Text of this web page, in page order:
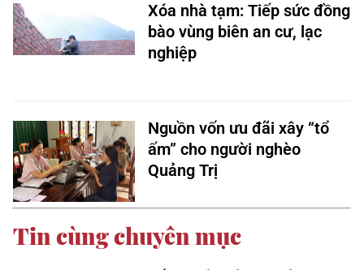
Xóa nhà tạm: Tiếp sức đồng
bào vùng biên an cư, lạc
nghiệp
Nguồn vốn ưu đãi xây “tổ
ấm” cho người nghèo
Quảng Trị
Tin cùng chuyên mục